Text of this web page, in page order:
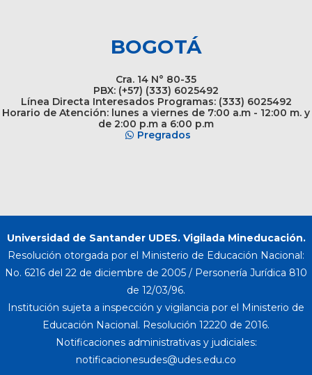
BOGOTÁ
Cra. 14 N° 80-35
PBX: (+57) (333) 6025492
Línea Directa Interesados Programas: (333) 6025492
Horario de Atención: lunes a viernes de 7:00 a.m - 12:00 m. y
de 2:00 p.m a 6:00 p.m
Pregrados
Universidad de Santander UDES. Vigilada Mineducación.
Resolución otorgada por el Ministerio de Educación Nacional:
No. 6216 del 22 de diciembre de 2005 / Personería Jurídica 810
de 12/03/96.
Institución sujeta a inspección y vigilancia por el Ministerio de
Educación Nacional. Resolución 12220 de 2016.
Notificaciones administrativas y judiciales: